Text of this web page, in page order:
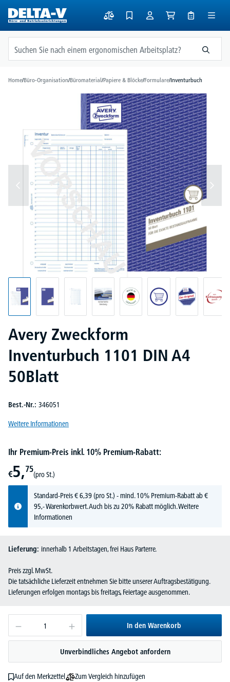
springen
Home/Büro-Organisation/Büromaterial/Papiere & Blöcke/Formulare/Inventurbuch
Avery Zweckform
Inventurbuch 1101 DIN A4
50Blatt
Best.-Nr.: 346051
Weitere Informationen
Ihr Premium-Preis inkl. 10% Premium-Rabatt:
€5,75
(pro St.)
Standard-Preis€6,39(pro St.) - mind. 10% Premium-Rabatt ab €
95,- Warenkorbwert. Auch bis zu 20% Rabatt möglich.Weitere
Informationen
Lieferung: innerhalb 1 Arbeitstagen, frei Haus Parterre.
Preis zzgl. MwSt.
Die tatsächliche Lieferzeit entnehmen Sie bitte unserer Auftragsbestätigung.
Lieferungen erfolgen montags bis freitags, Feiertage ausgenommen.
In den Warenkorb
Unverbindliches Angebot anfordern
Auf den Merkzettel Zum Vergleich hinzufügen